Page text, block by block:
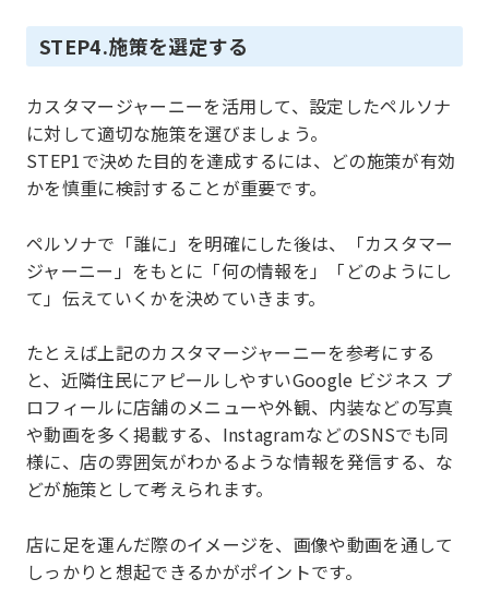
STEP4.施策を選定する
カスタマージャーニーを活用して、設定したペルソナ
に対して適切な施策を選びましょう。
STEP1で決めた目的を達成するには、どの施策が有効
かを慎重に検討することが重要です。
ペルソナで「誰に」を明確にした後は、「カスタマー
ジャーニー」をもとに「何の情報を」「どのようにし
て」伝えていくかを決めていきます。
たとえば上記のカスタマージャーニーを参考にする
と、近隣住民にアピールしやすいGoogle ビジネス プ
ロフィールに店舗のメニューや外観、内装などの写真
や動画を多く掲載する、InstagramなどのSNSでも同
様に、店の雰囲気がわかるような情報を発信する、な
どが施策として考えられます。
店に足を運んだ際のイメージを、画像や動画を通して
しっかりと想起できるかがポイントです。